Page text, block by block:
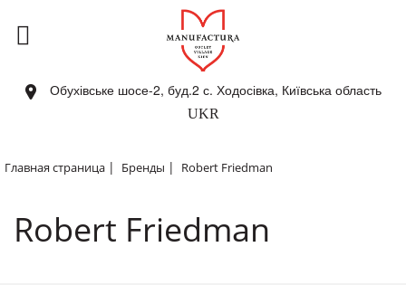
Обухівське шосе-2, буд.2 с. Ходосівка, Київська область
UKR
Главная страница | Бренды | Robert Friedman
Robert Friedman